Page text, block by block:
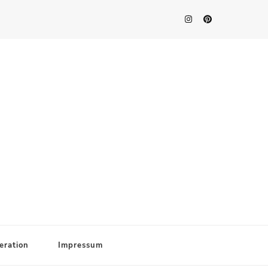
Impressum